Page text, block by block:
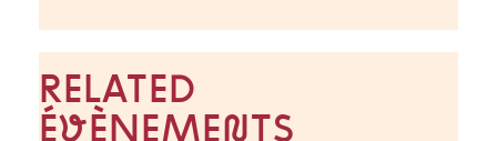
RELATED
ÉVÈNEMENTS